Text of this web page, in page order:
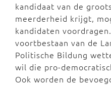
kandidaat van de
meerderheid krijgt,
kandidaten
voortbestaan van de
Politische Bildung
wil die pro-
Ook worden de